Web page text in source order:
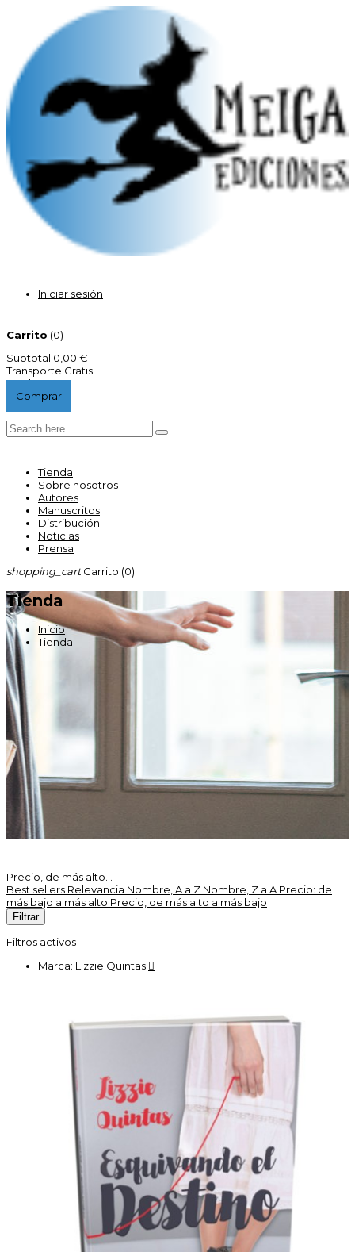
Iniciar sesión
Carrito (0)
Subtotal 0,00 €
Transporte Gratis
Total0,00 €
Comprar
Tienda
Sobre nosotros
Autores
Manuscritos
Distribución
Noticias
Prensa
shopping_cart Carrito (0)
Tienda
Inicio
Tienda
Precio, de más alto...
Best sellers Relevancia Nombre, A a Z Nombre, Z a A Precio: de
más bajo a más alto Precio, de más alto a más bajo
Filtrar
Filtros activos
Marca: Lizzie Quintas 